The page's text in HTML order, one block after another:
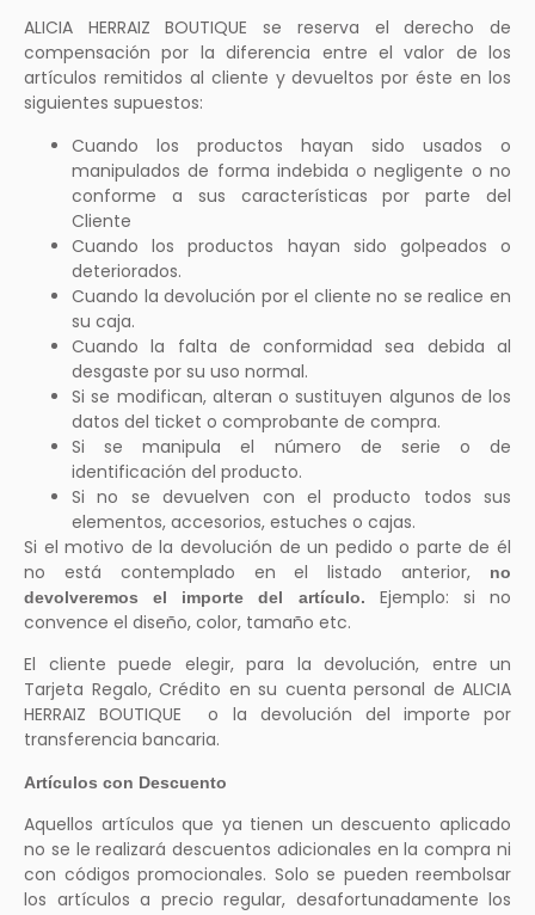
ALICIA HERRAIZ BOUTIQUE se reserva el derecho de
compensación por la diferencia entre el valor de los
artículos remitidos al cliente y devueltos por éste en los
siguientes supuestos:
Cuando los productos hayan sido usados o
manipulados de forma indebida o negligente o no
conforme a sus características por parte del
Cliente
Cuando los productos hayan sido golpeados o
deteriorados.
Cuando la devolución por el cliente no se realice en
su caja.
Cuando la falta de conformidad sea debida al
desgaste por su uso normal.
Si se modifican, alteran o sustituyen algunos de los
datos del ticket o comprobante de compra.
Si se manipula el número de serie o de
identificación del producto.
Si no se devuelven con el producto todos sus
elementos, accesorios, estuches o cajas.
Si el motivo de la devolución de un pedido o parte de él
no está contemplado en el listado anterior,
no
devolveremos el importe del artículo.
Ejemplo: si no
convence el diseño, color, tamaño etc.
El cliente puede elegir, para la devolución, entre un
Tarjeta Regalo, Crédito en su cuenta personal de ALICIA
HERRAIZ BOUTIQUE o la devolución del importe por
transferencia bancaria.
Artículos con Descuento
Aquellos artículos que ya tienen un descuento aplicado
no se le realizará descuentos adicionales en la compra ni
con códigos promocionales. Solo se pueden reembolsar
los artículos a precio regular, desafortunadamente los